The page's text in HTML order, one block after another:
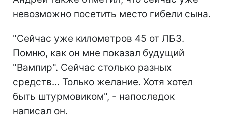
невозможно посетить место гибели сына.
"Сейчас уже километров 45 от ЛБЗ.
Помню, как он мне показал будущий
"Вампир". Сейчас столько разных
средств... Только желание. Хотя хотел
быть штурмовиком", - напоследок
написал он.